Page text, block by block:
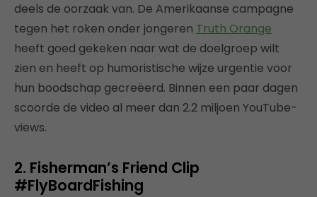
deels de oorzaak van. De Amerikaanse campagne
tegen het roken onder jongeren Truth Orange
heeft goed gekeken naar wat de doelgroep wilt
zien en heeft op humoristische wijze urgentie voor
hun boodschap gecreëerd. Binnen een paar dagen
scoorde de video al meer dan 2.2 miljoen YouTube-
views.
2. Fisherman’s Friend Clip
#FlyBoardFishing